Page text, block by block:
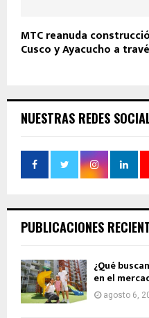
MTC reanuda
Cusco y Ayacucho a
NUESTRAS REDES
PUBLICACIONES
¿Qué
en el
agosto 6,